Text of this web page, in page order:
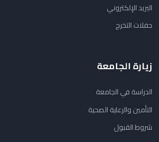
البريد الإلكتروني
حفلات التخرج
زيارة الجامعة
الدراسة في الجامعة
التأمين والرعاية الصحية
شروط القبول